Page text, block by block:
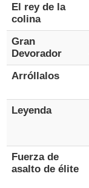
El rey de la
colina
Gran
Devorador
Arróllalos
Leyenda
Fuerza de
asalto de élite